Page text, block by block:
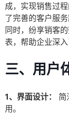
成，实现销售过
了完善的客户服
同时，纷享销客
表，帮助企业深
三、用户
1、界面设计：
简
用。